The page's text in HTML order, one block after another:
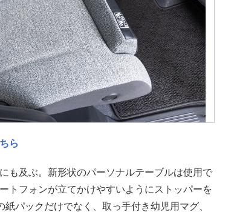
ら
も及ぶ。新形状のパーソナルテーブルは使用で
トフォンが立てかけやすいようにストッパーを
パックだけでなく、取っ手付き幼児用マグ、